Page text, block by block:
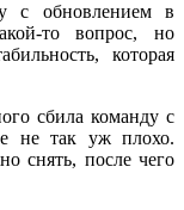
с обновлением в
то вопрос, но
которая
сбила команду с
не так уж плохо.
снять, после чего